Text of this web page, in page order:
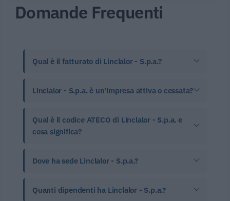
Domande Frequenti
Qual è il fatturato di Linclalor - S.p.a.?
Linclalor - S.p.a. è un'impresa attiva o cessata?
Qual è il codice ATECO di Linclalor - S.p.a. e
cosa significa?
Dove ha sede Linclalor - S.p.a.?
Quanti dipendenti ha Linclalor - S.p.a.?